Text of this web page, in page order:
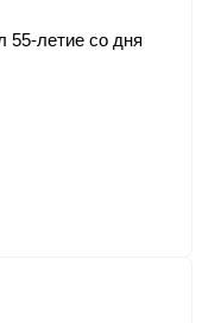
55-летие со дня